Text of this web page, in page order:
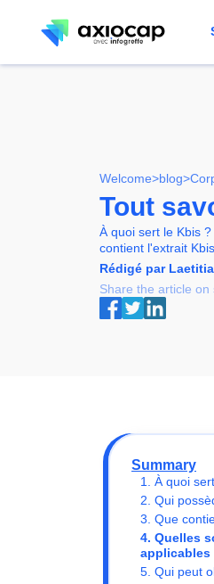
Welcome>blog>
Tout
À quoi sert le Kbis
contient l'extrait
Rédigé par
Share the article on
Summary
1. À quoi
2. Qui
3. Que
4. Quelles
applicables
5. Qui peut